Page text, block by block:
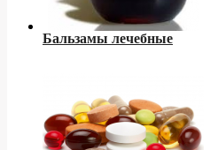
Бальзамы лечебные